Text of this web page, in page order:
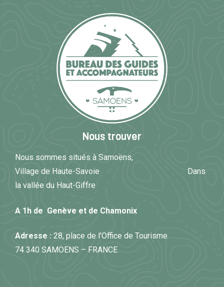
Nous trouver
Nous sommes situés à Samoëns,
Village de Haute-Savoie Dans
la vallée du Haut-Giffre
A 1h de Genève et de Chamonix
Adresse : 28, place de l’Office de Tourisme
74 340 SAMOENS – FRANCE